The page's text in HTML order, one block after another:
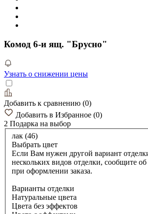
Комод 6-и ящ. "Брусно"
Узнать о снижении цены
Добавить к сравнению (0)
Добавить в Избранное (0)
2 Подарка на выбор
лак (46)
Выбрать цвет
Если Вам нужен другой вариант
нескольких видов отделки, сообщите
при оформлении заказа.
Варианты отделки
Натуральные цвета
Цвета без эффектов